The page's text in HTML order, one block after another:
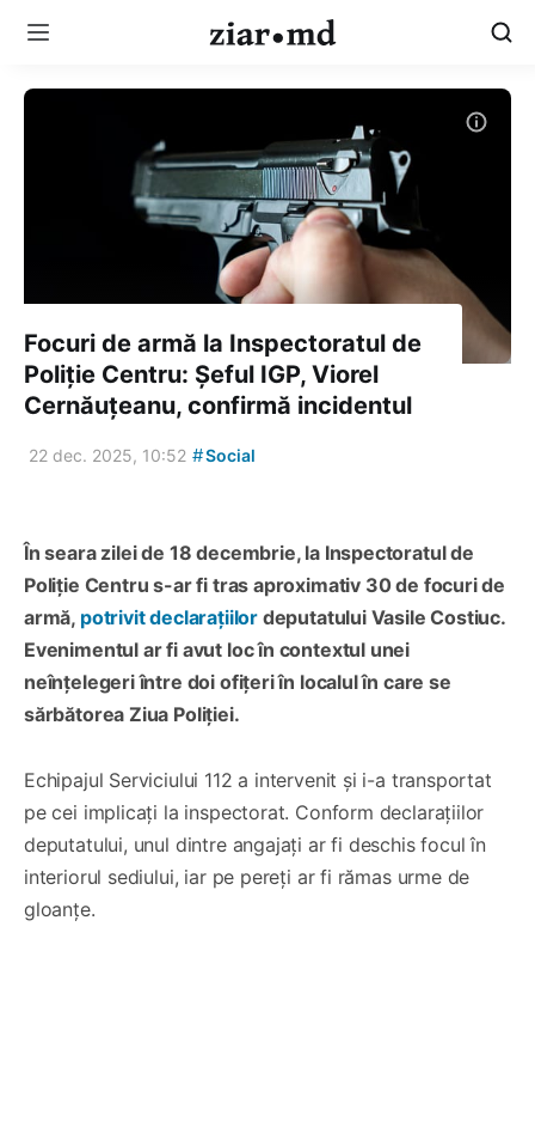
Focuri de armă la Inspectoratul de
Poliție Centru: Șeful IGP, Viorel
Cernăuțeanu, confirmă incidentul
22 dec. 2025, 10:52 #Social
În seara zilei de 18 decembrie, la Inspectoratul de
Poliție Centru s-ar fi tras aproximativ 30 de focuri de
armă, potrivit declarațiilor deputatului Vasile Costiuc.
Evenimentul ar fi avut loc în contextul unei
neînțelegeri între doi ofițeri în localul în care se
sărbătorea Ziua Poliției.
Echipajul Serviciului 112 a intervenit și i-a transportat
pe cei implicați la inspectorat. Conform declarațiilor
deputatului, unul dintre angajați ar fi deschis focul în
interiorul sediului, iar pe pereți ar fi rămas urme de
gloanțe.